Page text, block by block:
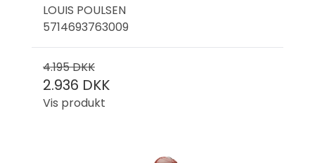
LOUIS POULSEN
5714693763009
4.195 DKK
2.936 DKK
Vis produkt